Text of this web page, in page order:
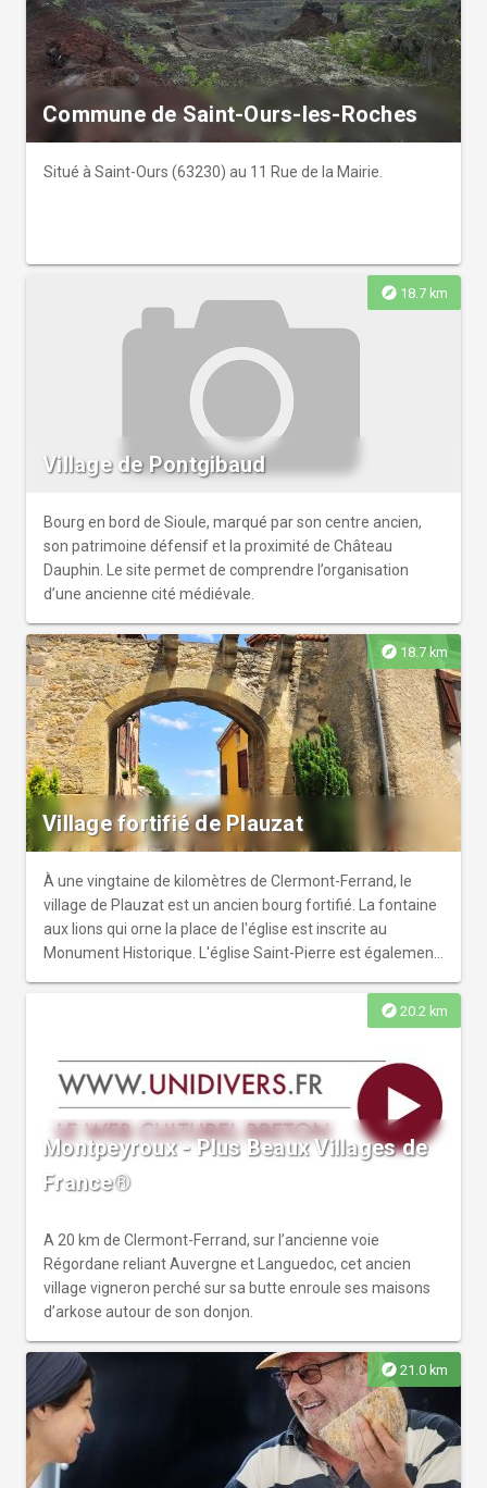
Commune de Saint-Ours-les-Roches
Situé à Saint-Ours (63230) au 11 Rue de la Mairie.
explore 18.7 km
Village de Pontgibaud
Bourg en bord de Sioule, marqué par son centre ancien,
son patrimoine défensif et la proximité de Château
Dauphin. Le site permet de comprendre l’organisation
d’une ancienne cité médiévale.
explore 18.7 km
Village fortifié de Plauzat
À une vingtaine de kilomètres de Clermont-Ferrand, le
village de Plauzat est un ancien bourg fortifié. La fontaine
aux lions qui orne la place de l'église est inscrite au
Monument Historique. L'église Saint-Pierre est également
explore 20.2 km
Montpeyroux - Plus Beaux Villages de
France®
A 20 km de Clermont-Ferrand, sur l’ancienne voie
Régordane reliant Auvergne et Languedoc, cet ancien
village vigneron perché sur sa butte enroule ses maisons
d’arkose autour de son donjon.
explore 21.0 km